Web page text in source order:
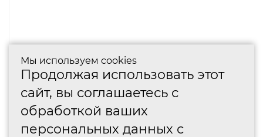
Мы используем cookies
Продолжая использовать этот
сайт, вы соглашаетесь с
обработкой ваших
персональных данных с